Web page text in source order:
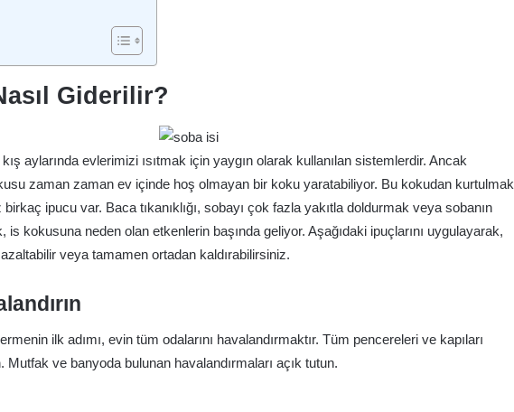
Giderilir?
aylarında evlerimizi ısıtmak için yaygın olarak kullanılan sistemlerdir. Ancak
zaman zaman ev içinde hoş olmayan bir koku yaratabiliyor. Bu kokudan kurtulmak
ipucu var. Baca tıkanıklığı, sobayı çok fazla yakıtla doldurmak veya sobanın
is kokusuna neden olan etkenlerin başında geliyor. Aşağıdaki ipuçlarını uygulayarak,
veya tamamen ortadan kaldırabilirsiniz.
ilk adımı, evin tüm odalarını havalandırmaktır. Tüm pencereleri ve kapıları
Mutfak ve banyoda bulunan havalandırmaları açık tutun.